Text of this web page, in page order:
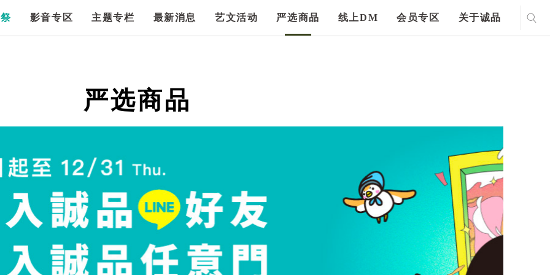
影音专区 主题专栏 最新消息 艺文活动 严选商品 线上DM 会员专区 关于诚品
严选商品